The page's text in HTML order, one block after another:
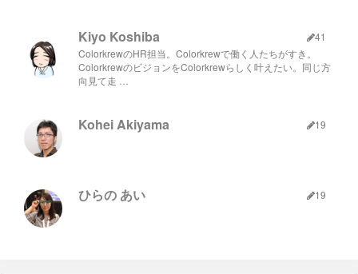
弊社代表の中村も参加し、楽しい会を開く事ができました。 弊
社に興味を持っていただいた方もいらっしゃったみたいで、大
変うれしいです。 皆様ありがとうございました。
Kiyo Koshiba
41
ColorkrewのHR担当。Colorkrewで働く人たちがすき。
ColorkrewのビジョンをColorkrewらしく叶えたい。同じ方
向見て走 …
Kohei Akiyama 19
ひらの あい 19